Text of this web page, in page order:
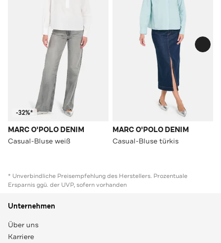
-32%*
MARC O'POLO DENIM
Casual-Bluse weiß
MARC O'POLO DENIM
Casual-Bluse türkis
* Unverbindliche Preisempfehlung des Herstellers. Prozentuale
Ersparnis ggü. der UVP, sofern vorhanden
Unternehmen
Über uns
Karriere